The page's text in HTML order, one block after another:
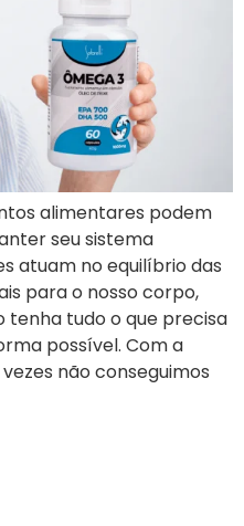
alimentares podem
seu sistema
atuam no equilíbrio das
para o nosso corpo,
tenha tudo o que precisa
possível. Com a
não conseguimos